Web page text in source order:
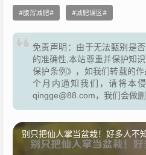
腹泻减肥 减肥误区
免责声明：由于无法甄别是
的准确性,本站尊重并保护知
保护条例》，如我们转载的
个月内通知我们，请将本
qingge@88.com，我们会做删
别只把仙人掌当盆栽！好多人不